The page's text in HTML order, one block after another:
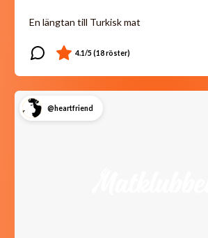
En längtan till Turkisk mat
@heartfriend